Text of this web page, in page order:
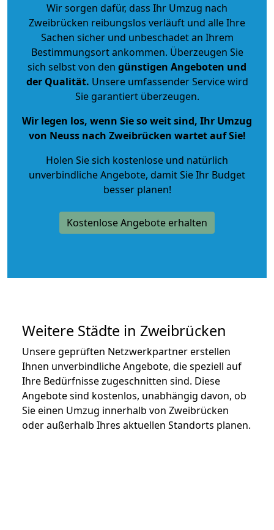
Wir sorgen dafür, dass Ihr Umzug nach
Zweibrücken reibungslos verläuft und alle Ihre
Sachen sicher und unbeschadet an Ihrem
Bestimmungsort ankommen. Überzeugen Sie
sich selbst von den günstigen Angeboten und
der Qualität. Unsere umfassender Service wird
Sie garantiert überzeugen.
Wir legen los, wenn Sie so weit sind, Ihr Umzug
von Neuss nach Zweibrücken wartet auf Sie!
Holen Sie sich kostenlose und natürlich
unverbindliche Angebote, damit Sie Ihr Budget
besser planen!
Kostenlose Angebote erhalten
Weitere Städte in Zweibrücken
Unsere geprüften Netzwerkpartner erstellen
Ihnen unverbindliche Angebote, die speziell auf
Ihre Bedürfnisse zugeschnitten sind. Diese
Angebote sind kostenlos, unabhängig davon, ob
Sie einen Umzug innerhalb von Zweibrücken
oder außerhalb Ihres aktuellen Standorts planen.